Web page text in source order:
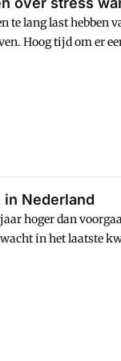
te lang last
Hoog tijd om er
Nederland
hoger dan
in het laatste